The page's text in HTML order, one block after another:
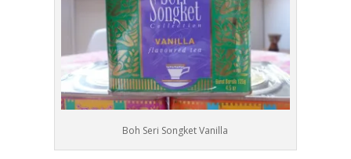
Boh Seri Songket Vanilla